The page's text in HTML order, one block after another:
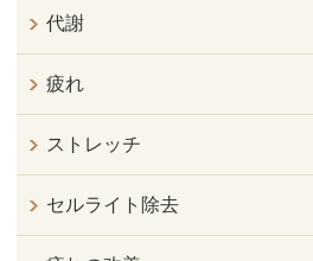
代謝
疲れ
ストレッチ
セルライト除去